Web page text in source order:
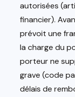
autorisées
financier).
prévoit une
la charge du
porteur ne
grave (code
délais de